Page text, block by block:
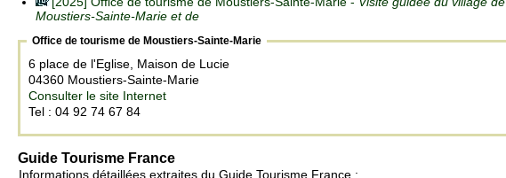
Moustiers-Sainte-Marie et de
Office de tourisme de Moustiers-Sainte-Marie
6 place de l'Eglise, Maison de Lucie
04360 Moustiers-Sainte-Marie
Consulter le site Internet
Tel : 04 92 74 67 84
Guide Tourisme France
Informations détaillées extraites du Guide Tourisme France :